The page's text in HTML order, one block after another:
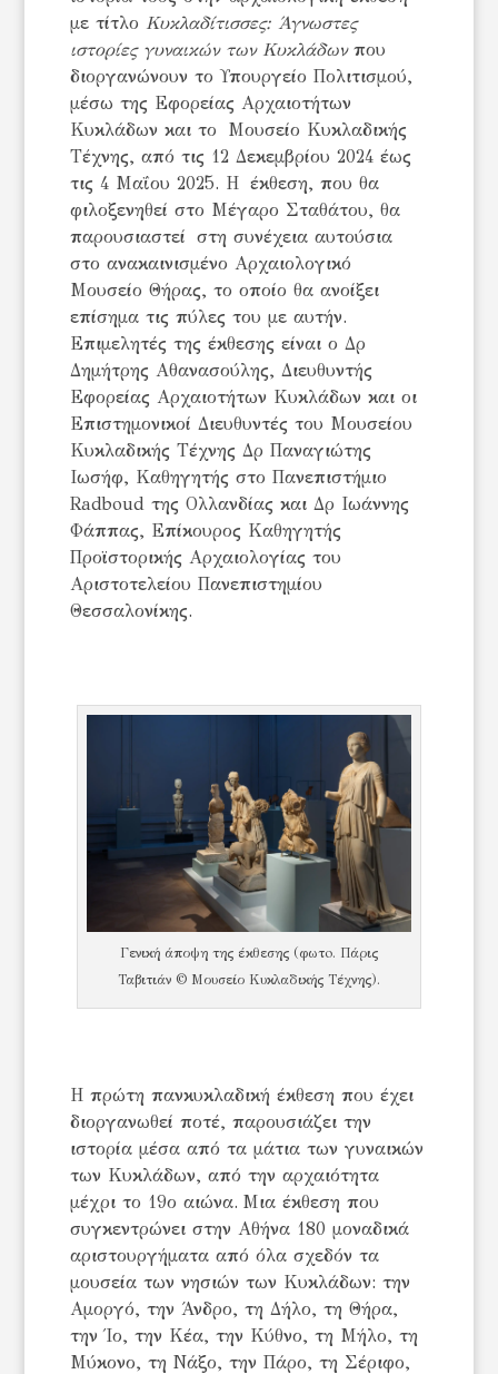
με τίτλο Κυκλαδίτισσες: Άγνωστες
ιστορίες γυναικών των Κυκλάδων που
διοργανώνουν το Υπουργείο Πολιτισμού,
μέσω της Εφορείας Αρχαιοτήτων
Κυκλάδων και το Μουσείο Κυκλαδικής
Τέχνης, από τις 12 Δεκεμβρίου 2024 έως
τις 4 Μαΐου 2025. Η έκθεση, που θα
φιλοξενηθεί στο Μέγαρο Σταθάτου, θα
παρουσιαστεί στη συνέχεια αυτούσια
στο ανακαινισμένο Αρχαιολογικό
Μουσείο Θήρας, το οποίο θα ανοίξει
επίσημα τις πύλες του με αυτήν.
Επιμελητές της έκθεσης είναι ο Δρ
Δημήτρης Αθανασούλης, Διευθυντής
Εφορείας Αρχαιοτήτων Κυκλάδων και οι
Επιστημονικοί Διευθυντές του Μουσείου
Κυκλαδικής Τέχνης Δρ Παναγιώτης
Ιωσήφ, Καθηγητής στο Πανεπιστήμιο
Radboud της Ολλανδίας και Δρ Ιωάννης
Φάππας, Επίκουρος Καθηγητής
Προϊστορικής Αρχαιολογίας του
Αριστοτελείου Πανεπιστημίου
Θεσσαλονίκης.
Γενική άποψη της έκθεσης (φωτo. Πάρις
Ταβιτιάν © Μουσείο Κυκλαδικής Τέχνης).
Η πρώτη πανκυκλαδική έκθεση που έχει
διοργανωθεί ποτέ, παρουσιάζει την
ιστορία μέσα από τα μάτια των γυναικών
των Κυκλάδων, από την αρχαιότητα
μέχρι το 19ο αιώνα. Μια έκθεση που
συγκεντρώνει στην Αθήνα 180 μοναδικά
αριστουργήματα από όλα σχεδόν τα
μουσεία των νησιών των Κυκλάδων: την
Αμοργό, την Άνδρο, τη Δήλο, τη Θήρα,
την Ίο, την Κέα, την Κύθνο, τη Μήλο, τη
Μύκονο, τη Νάξο, την Πάρο, τη Σέριφο,